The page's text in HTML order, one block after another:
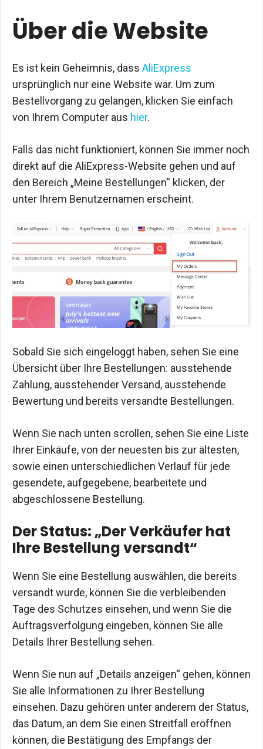
Über die Website
Es ist kein Geheimnis, dass AliExpress
ursprünglich nur eine Website war. Um zum
Bestellvorgang zu gelangen, klicken Sie einfach
von Ihrem Computer aus hier.
Falls das nicht funktioniert, können Sie immer noch
direkt auf die AliExpress-Website gehen und auf
den Bereich „Meine Bestellungen“ klicken, der
unter Ihrem Benutzernamen erscheint.
Sobald Sie sich eingeloggt haben, sehen Sie eine
Übersicht über Ihre Bestellungen: ausstehende
Zahlung, ausstehender Versand, ausstehende
Bewertung und bereits versandte Bestellungen.
Wenn Sie nach unten scrollen, sehen Sie eine Liste
Ihrer Einkäufe, von der neuesten bis zur ältesten,
sowie einen unterschiedlichen Verlauf für jede
gesendete, aufgegebene, bearbeitete und
abgeschlossene Bestellung.
Der Status: „Der Verkäufer hat
Ihre Bestellung versandt“
Wenn Sie eine Bestellung auswählen, die bereits
versandt wurde, können Sie die verbleibenden
Tage des Schutzes einsehen, und wenn Sie die
Auftragsverfolgung eingeben, können Sie alle
Details Ihrer Bestellung sehen.
Wenn Sie nun auf „Details anzeigen“ gehen, können
Sie alle Informationen zu Ihrer Bestellung
einsehen. Dazu gehören unter anderem der Status,
das Datum, an dem Sie einen Streitfall eröffnen
können, die Bestätigung des Empfangs der